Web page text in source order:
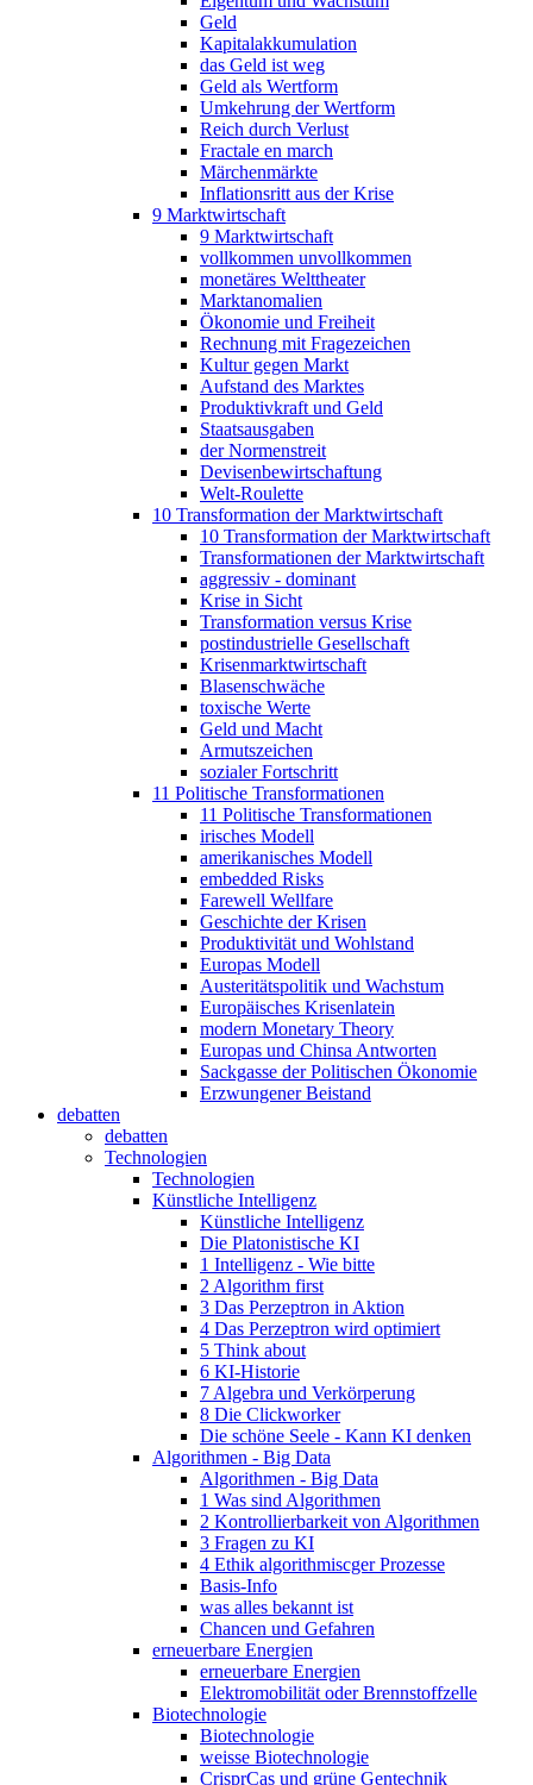
Geld
Kapitalakkumulation
das Geld ist weg
Geld als Wertform
Umkehrung der Wertform
Reich durch Verlust
Fractale en march
Märchenmärkte
Inflationsritt aus der Krise
9 Marktwirtschaft
9 Marktwirtschaft
vollkommen unvollkommen
monetäres Welttheater
Marktanomalien
Ökonomie und Freiheit
Rechnung mit Fragezeichen
Kultur gegen Markt
Aufstand des Marktes
Produktivkraft und Geld
Staatsausgaben
der Normenstreit
Devisenbewirtschaftung
Welt-Roulette
10 Transformation der Marktwirtschaft
10 Transformation der Marktwirtschaft
Transformationen der Marktwirtschaft
aggressiv - dominant
Krise in Sicht
Transformation versus Krise
postindustrielle Gesellschaft
Krisenmarktwirtschaft
Blasenschwäche
toxische Werte
Geld und Macht
Armutszeichen
sozialer Fortschritt
11 Politische Transformationen
11 Politische Transformationen
irisches Modell
amerikanisches Modell
embedded Risks
Farewell Wellfare
Geschichte der Krisen
Produktivität und Wohlstand
Europas Modell
Austeritätspolitik und Wachstum
Europäisches Krisenlatein
modern Monetary Theory
Europas und Chinsa Antworten
Sackgasse der Politischen Ökonomie
Erzwungener Beistand
debatten
debatten
Technologien
Technologien
Künstliche Intelligenz
Künstliche Intelligenz
Die Platonistische KI
1 Intelligenz - Wie bitte
2 Algorithm first
3 Das Perzeptron in Aktion
4 Das Perzeptron wird optimiert
5 Think about
6 KI-Historie
7 Algebra und Verkörperung
8 Die Clickworker
Die schöne Seele - Kann KI denken
Algorithmen - Big Data
Algorithmen - Big Data
1 Was sind Algorithmen
2 Kontrollierbarkeit von Algorithmen
3 Fragen zu KI
4 Ethik algorithmiscger Prozesse
Basis-Info
was alles bekannt ist
Chancen und Gefahren
erneuerbare Energien
erneuerbare Energien
Elektromobilität oder Brennstoffzelle
Biotechnologie
Biotechnologie
weisse Biotechnologie
CrisprCas und grüne Gentechnik